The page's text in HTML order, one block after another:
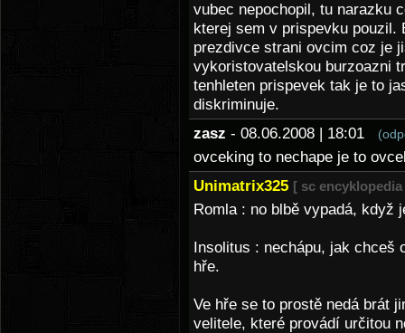
vubec nepochopil, tu narazku
kterej sem v prispevku pouzil.
prezdivce strani ovcim coz je
vykoristovatelskou burzoazni
tenhleten prispevek tak je to
diskriminuje.
zasz - 08.06.2008 | 18:01
ovceking to nechape je to
Unimatrix325 [ sc encyklopedia
Romla : no blbě vypadá, když
Insolitus : nechápu, jak chceš
hře.
Ve hře se to prostě nedá brát
velitele, které provádí určitou